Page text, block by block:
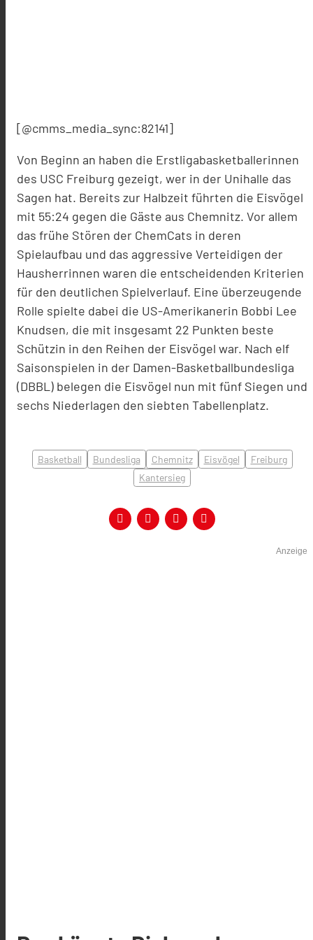
[@cmms_media_sync:82141]
Von Beginn an haben die Erstligabasketballerinnen
des USC Freiburg gezeigt, wer in der Unihalle das
Sagen hat. Bereits zur Halbzeit führten die Eisvögel
mit 55:24 gegen die Gäste aus Chemnitz. Vor allem
das frühe Stören der ChemCats in deren
Spielaufbau und das aggressive Verteidigen der
Hausherrinnen waren die entscheidenden Kriterien
für den deutlichen Spielverlauf. Eine überzeugende
Rolle spielte dabei die US-Amerikanerin Bobbi Lee
Knudsen, die mit insgesamt 22 Punkten beste
Schützin in den Reihen der Eisvögel war. Nach elf
Saisonspielen in der Damen-Basketballbundesliga
(DBBL) belegen die Eisvögel nun mit fünf Siegen und
sechs Niederlagen den siebten Tabellenplatz.
Basketball Bundesliga Chemnitz Eisvögel
Freiburg
Kantersieg
Anzeige